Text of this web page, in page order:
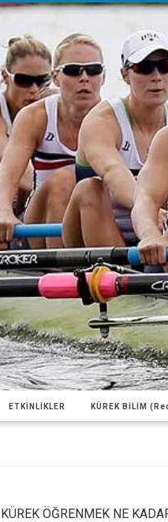
ETKİNLİKLER KÜREK BİLİM
KÜREK ÖĞRENMEK NE